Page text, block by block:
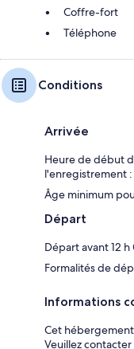
Coffre-fort
Téléphone
Conditions
Arrivée
Heure de début
l'enregistrement
Âge minimum
Départ
Départ avant 12
Formalités de
Informations
Cet
Veuillez